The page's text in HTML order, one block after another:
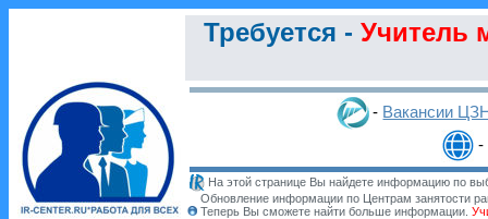
Требуется -Учитель
- Вакансии
-
На этой странице Вы найдете информацию по
Обновление информации по Центрам занятости
Теперь Вы сможете найти больше информации.